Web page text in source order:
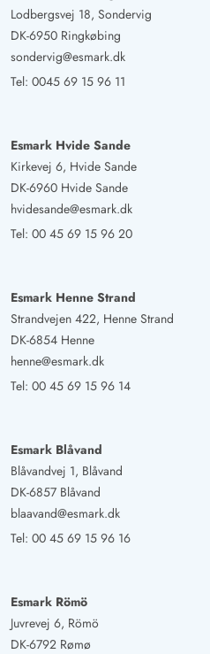
Lodbergsvej 18, Sondervig
DK-6950 Ringkøbing
sondervig@esmark.dk
Tel: 0045 69 15 96 11
Esmark Hvide Sande
Kirkevej 6, Hvide Sande
DK-6960 Hvide Sande
hvidesande@esmark.dk
Tel: 00 45 69 15 96 20
Esmark Henne Strand
Strandvejen 422, Henne Strand
DK-6854 Henne
henne@esmark.dk
Tel: 00 45 69 15 96 14
Esmark Blåvand
Blåvandvej 1, Blåvand
DK-6857 Blåvand
blaavand@esmark.dk
Tel: 00 45 69 15 96 16
Esmark Römö
Juvrevej 6, Römö
DK-6792 Rømø